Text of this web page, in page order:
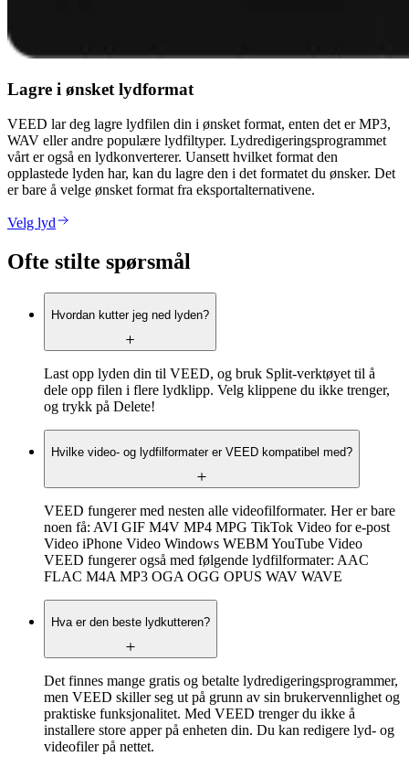
Lagre i ønsket lydformat
VEED lar deg lagre lydfilen din i ønsket format, enten det er MP3,
WAV eller andre populære lydfiltyper. Lydredigeringsprogrammet
vårt er også en lydkonverterer. Uansett hvilket format den
opplastede lyden har, kan du lagre den i det formatet du ønsker. Det
er bare å velge ønsket format fra eksportalternativene.
Velg lyd
Ofte stilte spørsmål
Hvordan kutter jeg ned lyden?
Last opp lyden din til VEED, og bruk Split-verktøyet til å
dele opp filen i flere lydklipp. Velg klippene du ikke trenger,
og trykk på Delete!
Hvilke video- og lydfilformater er VEED kompatibel med?
VEED fungerer med nesten alle videofilformater. Her er bare
noen få: AVI GIF M4V MP4 MPG TikTok Video for e-post
Video iPhone Video Windows WEBM YouTube Video
VEED fungerer også med følgende lydfilformater: AAC
FLAC M4A MP3 OGA OGG OPUS WAV WAVE
Hva er den beste lydkutteren?
Det finnes mange gratis og betalte lydredigeringsprogrammer,
men VEED skiller seg ut på grunn av sin brukervennlighet og
praktiske funksjonalitet. Med VEED trenger du ikke å
installere store apper på enheten din. Du kan redigere lyd- og
videofiler på nettet.